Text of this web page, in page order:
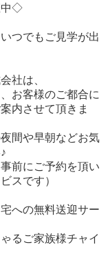
中◇
つでもご見学が出
社は、
お客様のご都合に
内させて頂きま
間や早朝などお気
前にご予約を頂い
スです）
への無料送迎サー
るご家族様チャイ